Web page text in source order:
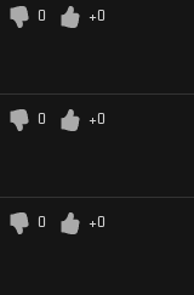
+0
0
+0
0
+0
0